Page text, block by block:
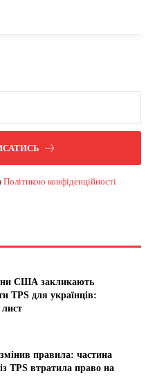
Політикою конфіденційності
США закликають
TPS для українців:
лист
правила: частина
TPS втратила право на